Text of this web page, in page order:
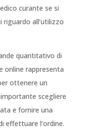
curante se si
all’utilizzo
quantitativo di
online rappresenta
ottenere un
scegliere
e fornire una
effettuare l’ordine.